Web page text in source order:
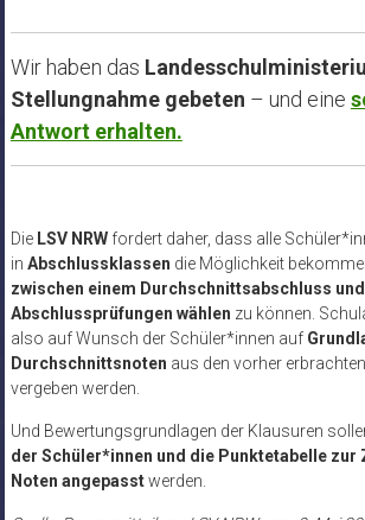
Wir haben das
Stellungnahme gebeten – und eine
Antwort erhalten.
Die LSV NRWfordert daher, dass alle
in Abschlussklassen die Möglichkeit
zwischen einem Durchschnittsabschluss
Abschlussprüfungen wählen zu können.
also auf Wunsch der Schüler*innen auf
Durchschnittsnoten aus den vorher
vergeben werden.
Und Bewertungsgrundlagen der Klausuren
der Schüler*innen und die Punktetabelle zur
Noten angepasstwerden.